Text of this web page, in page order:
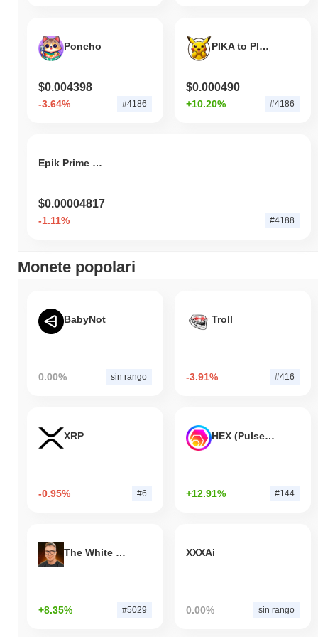
Poncho
$0.004398
-3.64% #4186
PIKA to PIKO ピカとピコ
$0.000490
+10.20% #4186
Epik Prime [via ChainPort.io]
$0.00004817
-1.11% #4188
Monete popolari
BabyNot
0.00% sin rango
Troll
-3.91% #416
XRP
-0.95% #6
HEX (Pulsechain)
+12.91% #144
The White Bull
+8.35% #5029
XXXAi
0.00% sin rango